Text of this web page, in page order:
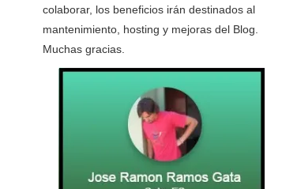
colaborar, los beneficios irán destinados al
mantenimiento, hosting y mejoras del Blog.
Muchas gracias.